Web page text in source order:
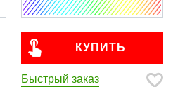
КУПИТЬ
Быстрый заказ